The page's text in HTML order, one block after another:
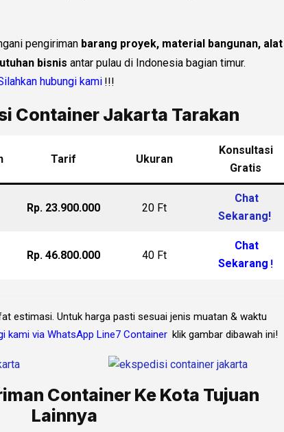
pengiriman barang proyek, material bangunan, alat
bisnis antar pulau di Indonesia bagian timur.
hubungi kami !!!
Container Jakarta Tarakan
Tarif Ukuran
Konsultasi
Gratis
Rp. 23.900.000 20 Ft
Chat
Sekarang!
Rp. 46.800.000 40 Ft
Chat
Sekarang !
estimasi. Untuk harga pasti sesuai jenis muatan & waktu
kami via WhatsApp Line7 Container klik gambar dibawah ini!
Container Ke Kota Tujuan
Lainnya